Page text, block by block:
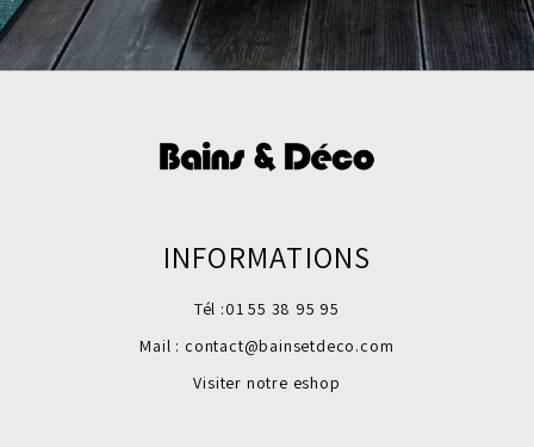
INFORMATIONS
Tél :01 55 38 95 95
Mail : contact@bainsetdeco.com
Visiter notre eshop